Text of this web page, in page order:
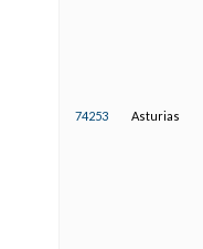
74253 Asturias